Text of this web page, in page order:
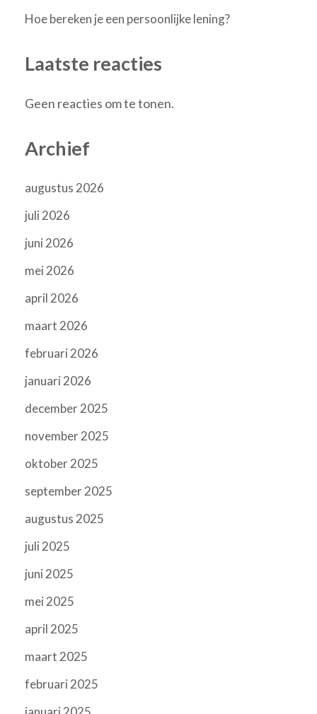
Hoe bereken je een persoonlijke lening?
Laatste reacties
Geen reacties om te tonen.
Archief
augustus 2026
juli 2026
juni 2026
mei 2026
april 2026
maart 2026
februari 2026
januari 2026
december 2025
november 2025
oktober 2025
september 2025
augustus 2025
juli 2025
juni 2025
mei 2025
april 2025
maart 2025
februari 2025